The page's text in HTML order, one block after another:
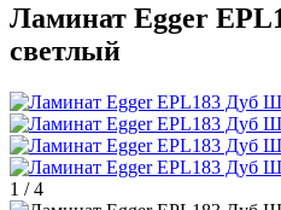
Ламинат Egger
светлый
1 /4